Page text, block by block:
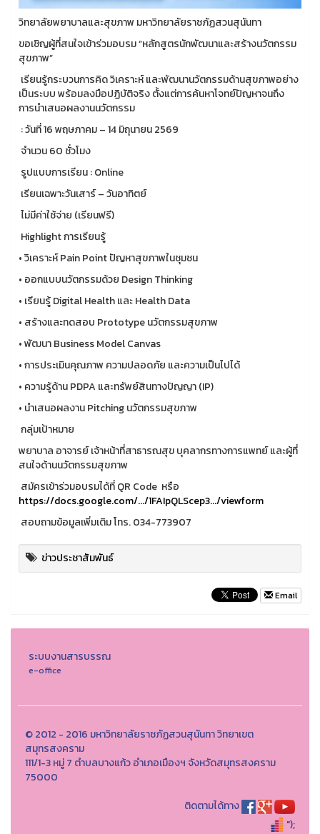
วิทยาลัยพยาบาลและสุขภาพ มหาวิทยาลัยราชภัฏสวนสุนันทา
ขอเชิญผู้ที่สนใจเข้าร่วมอบรม “หลักสูตรนักพัฒนาและสร้างนวัตกรรม
สุขภาพ”
เรียนรู้กระบวนการคิด วิเคราะห์ และพัฒนานวัตกรรมด้านสุขภาพอย่าง
เป็นระบบ พร้อมลงมือปฏิบัติจริง ตั้งแต่การค้นหาโจทย์ปัญหาจนถึง
การนำเสนอผลงานนวัตกรรม
: วันที่ 16 พฤษภาคม – 14 มิถุนายน 2569
จำนวน 60 ชั่วโมง
รูปแบบการเรียน : Online
เรียนเฉพาะวันเสาร์ – วันอาทิตย์
ไม่มีค่าใช้จ่าย (เรียนฟรี)
Highlight การเรียนรู้
• วิเคราะห์ Pain Point ปัญหาสุขภาพในชุมชน
• ออกแบบนวัตกรรมด้วย Design Thinking
• เรียนรู้ Digital Health และ Health Data
• สร้างและทดสอบ Prototype นวัตกรรมสุขภาพ
• พัฒนา Business Model Canvas
• การประเมินคุณภาพ ความปลอดภัย และความเป็นไปได้
• ความรู้ด้าน PDPA และทรัพย์สินทางปัญญา (IP)
• นำเสนอผลงาน Pitching นวัตกรรมสุขภาพ
กลุ่มเป้าหมาย
พยาบาล อาจารย์ เจ้าหน้าที่สาธารณสุข บุคลากรทางการแพทย์ และผู้ที่
สนใจด้านนวัตกรรมสุขภาพ
สมัครเข้าร่วมอบรมได้ที่ QR Code หรือ
https://docs.google.com/.../1FAIpQLScep3.../viewform
สอบถามข้อมูลเพิ่มเติม โทร. 034-773907
ข่าวประชาสัมพันธ์
Email
ระบบงานสารบรรณ
e-office
© 2012 - 2016 มหาวิทยาลัยราชภัฏสวนสุนันทา วิทยาเขต
สมุทรสงคราม
111/1-3 หมู่ 7 ตำบลบางแก้ว อำเภอเมืองฯ จังหวัดสมุทรสงคราม
75000
ติดตามได้ทาง
");